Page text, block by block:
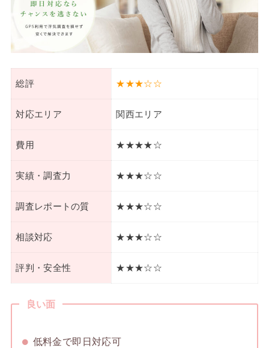
総評 ★★★☆☆
対応エリア 関西エリア
費用 ★★★★☆
実績・調査力 ★★★☆☆
調査レポートの質 ★★★☆☆
相談対応 ★★★☆☆
評判・安全性 ★★★☆☆
良い面
低料金で即日対応可